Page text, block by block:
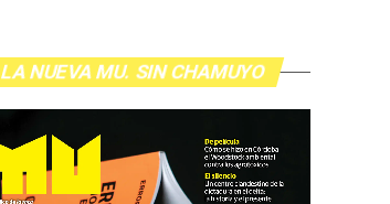
LA NUEVA MU. SIN CHAMUYO